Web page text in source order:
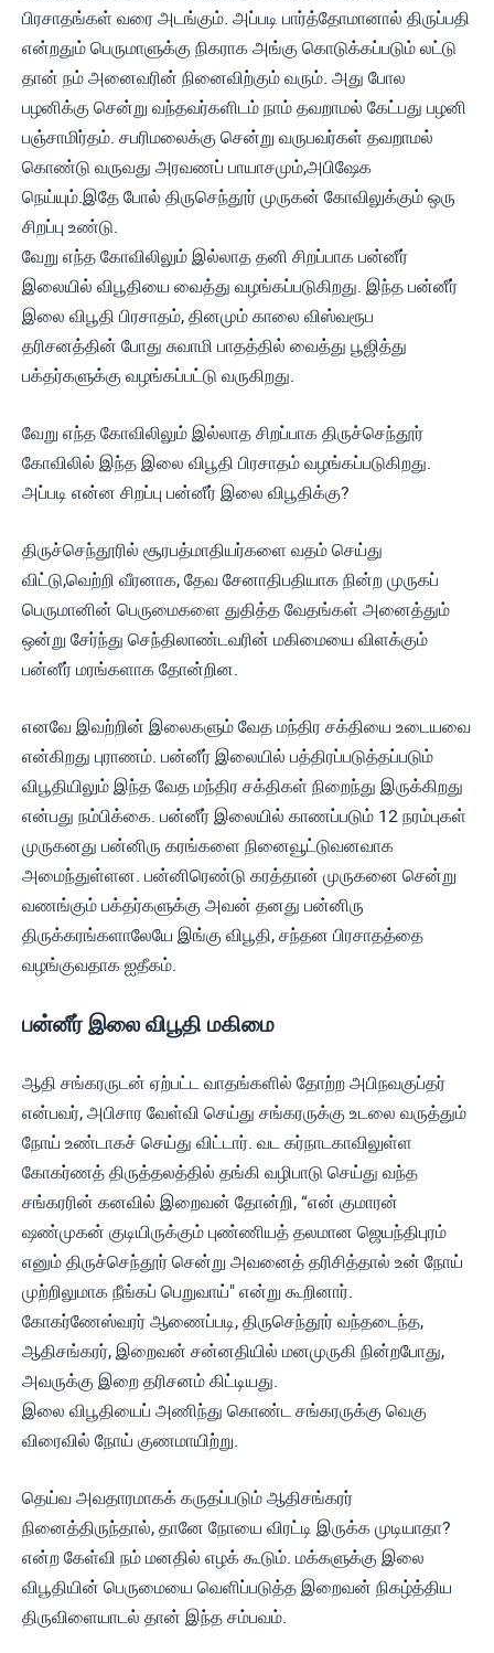
பிரசாதங்கள் வரை அடங்கும். அப்படி பார்த்தோமானால் திருப்பதி
என்றதும் பெருமாளுக்கு நிகராக அங்கு கொடுக்கப்படும் லட்டு
தான் நம் அனைவரின் நினைவிற்கும் வரும். அது போல
பழனிக்கு சென்று வந்தவர்களிடம் நாம் தவறாமல் கேட்பது பழனி
பஞ்சாமிர்தம். சபரிமலைக்கு சென்று வருபவர்கள் தவறாமல்
கொண்டு வருவது அரவணப் பாயாசமும்,அபிஷேக
நெய்யும்.இதே போல் திருசெந்தூர் முருகன் கோவிலுக்கும் ஒரு
சிறப்பு உண்டு.
வேறு எந்த கோவிலிலும் இல்லாத தனி சிறப்பாக பன்னீர்
இலையில் விபூதியை வைத்து வழங்கப்படுகிறது. இந்த பன்னீர்
இலை விபூதி பிரசாதம், தினமும் காலை விஸ்வரூப
தரிசனத்தின் போது சுவாமி பாதத்தில் வைத்து பூஜித்து
பக்தர்களுக்கு வழங்கப்பட்டு வருகிறது.
வேறு எந்த கோவிலிலும் இல்லாத சிறப்பாக திருச்செந்தூர்
கோவிலில் இந்த இலை விபூதி பிரசாதம் வழங்கப்படுகிறது.
அப்படி என்ன சிறப்பு பன்னீர் இலை விபூதிக்கு?
திருச்செந்தூரில் சூரபத்மாதியர்களை வதம் செய்து
விட்டு,வெற்றி வீரனாக, தேவ சேனாதிபதியாக நின்ற முருகப்
பெருமானின் பெருமைகளை துதித்த வேதங்கள் அனைத்தும்
ஒன்று சேர்ந்து செந்திலாண்டவரின் மகிமையை விளக்கும்
பன்னீர் மரங்களாக தோன்றின.
எனவே இவற்றின் இலைகளும் வேத மந்திர சக்தியை உடையவை
என்கிறது புராணம். பன்னீர் இலையில் பத்திரப்படுத்தப்படும்
விபூதியிலும் இந்த வேத மந்திர சக்திகள் நிறைந்து இருக்கிறது
என்பது நம்பிக்கை. பன்னீர் இலையில் காணப்படும் 12 நரம்புகள்
முருகனது பன்னிரு கரங்களை நினைவூட்டுவனவாக
அமைந்துள்ளன. பன்னிரெண்டு கரத்தான் முருகனை சென்று
வணங்கும் பக்தர்களுக்கு அவன் தனது பன்னிரு
திருக்கரங்களாலேயே இங்கு விபூதி, சந்தன பிரசாதத்தை
வழங்குவதாக ஐதீகம்.
பன்னீர் இலை விபூதி மகிமை
ஆதி சங்கரருடன் ஏற்பட்ட வாதங்களில் தோற்ற அபிநவகுப்தர்
என்பவர், அபிசார வேள்வி செய்து சங்கரருக்கு உடலை வருத்தும்
நோய் உண்டாகச் செய்து விட்டார். வட கர்நாடகாவிலுள்ள
கோகர்ணத் திருத்தலத்தில் தங்கி வழிபாடு செய்து வந்த
சங்கரரின் கனவில் இறைவன் தோன்றி, “என் குமாரன்
ஷண்முகன் குடியிருக்கும் புண்ணியத் தலமான ஜெயந்திபுரம்
எனும் திருச்செந்தூர் சென்று அவனைத் தரிசித்தால் உன் நோய்
முற்றிலுமாக நீங்கப் பெறுவாய்" என்று கூறினார்.
கோகர்ணேஸ்வரர் ஆணைப்படி, திருசெந்தூர் வந்தடைந்த,
ஆதிசங்கரர், இறைவன் சன்னதியில் மனமுருகி நின்றபோது,
அவருக்கு இறை தரிசனம் கிட்டியது.
இலை விபூதியைப் அணிந்து கொண்ட சங்கரருக்கு வெகு
விரைவில் நோய் குணமாயிற்று.
தெய்வ அவதாரமாகக் கருதப்படும் ஆதிசங்கரர்
நினைத்திருந்தால், தானே நோயை விரட்டி இருக்க முடியாதா?
என்ற கேள்வி நம் மனதில் எழக் கூடும். மக்களுக்கு இலை
விபூதியின் பெருமையை வெளிப்படுத்த இறைவன் நிகழ்த்திய
திருவிளையாடல் தான் இந்த சம்பவம்.